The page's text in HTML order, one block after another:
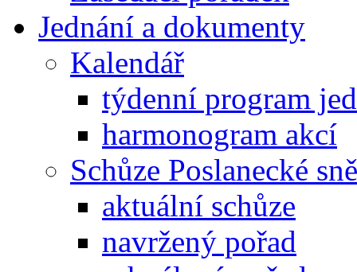
Jednání a dokumenty
Kalendář
týdenní program
harmonogram akcí
Schůze Poslanecké
aktuální schůze
navržený pořad